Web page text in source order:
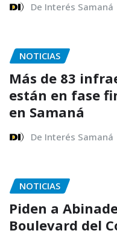
De Interés Samaná
NOTICIAS
Más de 83
están en fase
en Samaná
De Interés Samaná
NOTICIAS
Piden a
Boulevard del